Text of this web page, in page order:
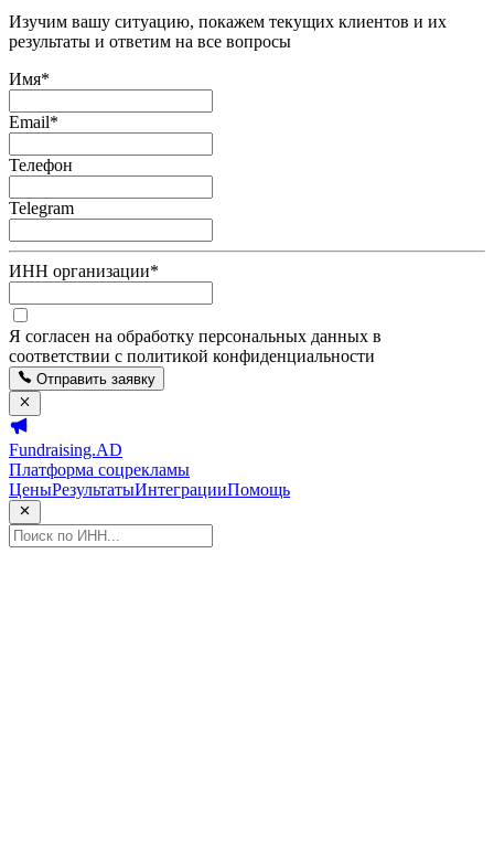
Изучим вашу ситуацию, покажем текущих клиентов и их
результаты и ответим на все вопросы
Имя*
Email*
Телефон
Telegram
ИНН организации*
Я согласен на обработку персональных данных в
соответствии с политикой конфиденциальности
Отправить заявку
Fundraising.AD
Платформа соцрекламы
ЦеныРезультатыИнтеграцииПомощь